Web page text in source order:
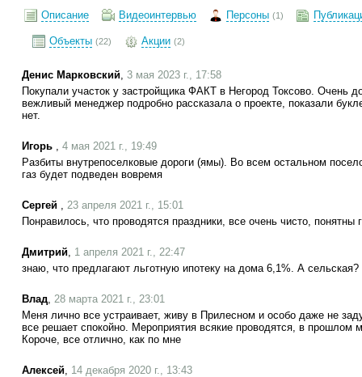
Описание Видеоинтервью Персоны (1)
Объекты (22) Акции (2)
Денис Марковский, 3 мая 2023 г., 17:58
Покупали участок у застройщика ФАКТ в Негород Токсово. Очень
вежливый менеджер подробно рассказала о проекте, показали
нет.
Игорь , 4 мая 2021 г., 19:49
Разбиты внутрепоселковые дороги (ямы). Во всем остальном
газ будет подведен вовремя
Сергей , 23 апреля 2021 г., 15:01
Понравилось, что проводятся праздники, все очень чисто, понятны
Дмитрий, 1 апреля 2021 г., 22:47
знаю, что предлагают льготную ипотеку на дома 6,1%. А
Влад, 28 марта 2021 г., 23:01
Меня лично все устраивает, живу в Прилесном и особо даже не
все решает спокойно. Мероприятия всякие проводятся, в прошлом
Короче, все отлично, как по мне
Алексей, 14 декабря 2020 г., 13:43